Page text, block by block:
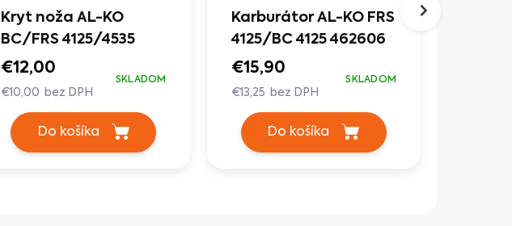
Kryt noža AL-KO
BC/FRS 4125/4535
€12,00
€10,00 bez DPH
SKLADOM
Do košíka
Karburátor AL-KO FRS
4125/BC 4125 462606
€15,90
€13,25 bez DPH
SKLADOM
Do košíka